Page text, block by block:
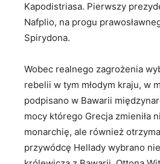
Kapodistriasa. Pierwszy
Nafplio, na progu
Spirydona.
Wobec realnego zagrożenia
rebelii w tym młodym kraju, w
podpisano w Bawarii
mocy którego Grecja zmieniła
monarchię, ale również
przywódcę Hellady wybrano